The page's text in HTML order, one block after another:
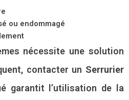
ou endommagé
nécessite une solution
contacter un Serrurier
garantit l’utilisation de la